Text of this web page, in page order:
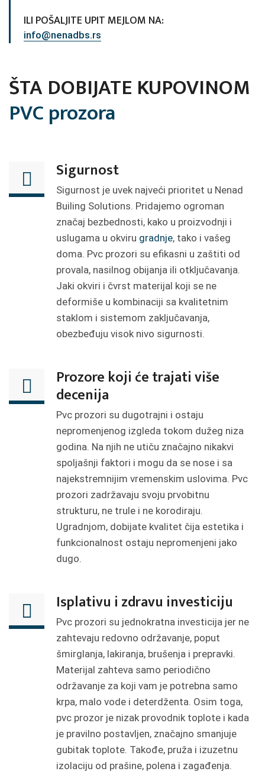
ILI POŠALJITE UPIT MEJLOM NA:
info@nenadbs.rs
ŠTA DOBIJATE KUPOVINOM
PVC prozora
Sigurnost
Sigurnost je uvek najveći prioritet u Nenad
Builing Solutions. Pridajemo ogroman
značaj bezbednosti, kako u proizvodnji i
uslugama u okviru gradnje, tako i vašeg
doma. Pvc prozori su efikasni u zaštiti od
provala, nasilnog obijanja ili otključavanja.
Jaki okviri i čvrst materijal koji se ne
deformiše u kombinaciji sa kvalitetnim
staklom i sistemom zaključavanja,
obezbeđuju visok nivo sigurnosti.
Prozore koji će trajati više
decenija
Pvc prozori su dugotrajni i ostaju
nepromenjenog izgleda tokom dužeg niza
godina. Na njih ne utiču značajno nikakvi
spoljašnji faktori i mogu da se nose i sa
najekstremnijim vremenskim uslovima. Pvc
prozori zadržavaju svoju prvobitnu
strukturu, ne trule i ne korodiraju.
Ugradnjom, dobijate kvalitet čija estetika i
funkcionalnost ostaju nepromenjeni jako
dugo.
Isplativu i zdravu investiciju
Pvc prozori su jednokratna investicija jer ne
zahtevaju redovno održavanje, poput
šmirglanja, lakiranja, brušenja i prepravki.
Materijal zahteva samo periodično
održavanje za koji vam je potrebna samo
krpa, malo vode i deterdženta. Osim toga,
pvc prozor je nizak provodnik toplote i kada
je pravilno postavljen, značajno smanjuje
gubitak toplote. Takođe, pruža i izuzetnu
izolaciju od prašine, polena i zagađenja.